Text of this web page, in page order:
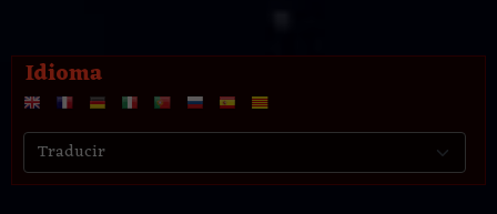
Idioma